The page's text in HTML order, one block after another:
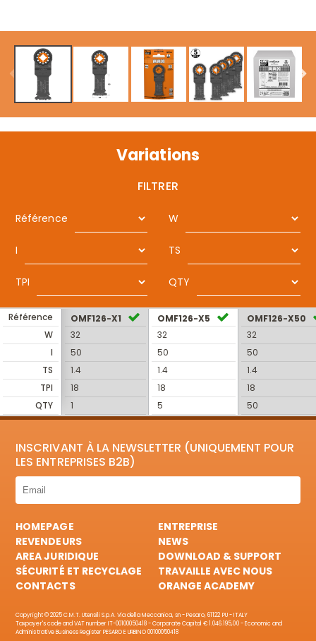
Variations
FILTRER
Référence W
I TS
TPI QTY
Référence
W
I
TS
TPI
QTY
OMF126-X1
32
50
1.4
18
1
OMF126-X5
32
50
1.4
18
5
OMF126-X50
32
50
1.4
18
50
INSCRIVANT À LA NEWSLETTER (UNIQUEMENT POUR
LES ENTREPRISES B2B)
HOMEPAGE
ENTREPRISE
REVENDEURS
NEWS
AREA JURIDIQUE
DOWNLOAD & SUPPORT
SÉCURITÉ ET RECYCLAGE
TRAVAILLE AVEC NOUS
CONTACTS
ORANGE ACADEMY
Copyright © 2025 C.M.T. Utensili S.p.A. Via della Meccanica, sn - Pesaro, 61122 PU - ITALY
Taxpayer's code and VAT number IT-00100050418 - Corporate Capital € 1.046.195,00 - Economic and
Administrative Business Register PESARO E URBINO 00100050418